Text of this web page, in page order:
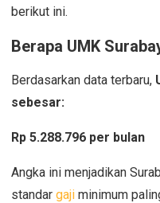
berikut ini.
Berapa UMK
Berdasarkan data terbaru,
sebesar:
Rp 5.288.796 per bulan
Angka ini menjadikan
standar gaji minimum